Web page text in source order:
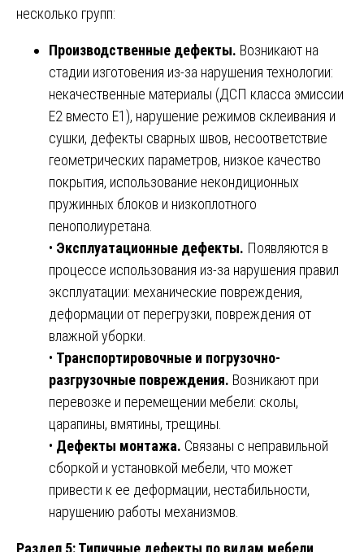
несколько групп:
Производственные дефекты. Возникают на
стадии изготовения из-за нарушения технологии:
некачественные материалы (ДСП класса эмиссии
Е2 вместо Е1), нарушение режимов склеивания и
сушки, дефекты сварных швов, несоответствие
геометрических параметров, низкое качество
покрытия, использование некондиционных
пружинных блоков и низкоплотного
пенополиуретана.
• Эксплуатационные дефекты. Появляются в
процессе использования из-за нарушения правил
эксплуатации: механические повреждения,
деформации от перегрузки, повреждения от
влажной уборки.
• Транспортировочные и погрузочно-
разгрузочные повреждения. Возникают при
перевозке и перемещении мебели: сколы,
царапины, вмятины, трещины.
• Дефекты монтажа. Связаны с неправильной
сборкой и установкой мебели, что может
привести к ее деформации, нестабильности,
нарушению работы механизмов.
Раздел 5: Типичные дефекты по видам мебели